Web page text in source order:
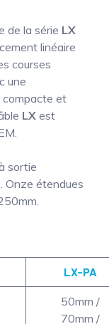
de la série LX
linéaire
courses
une
compacte et
LX est
sortie
Onze étendues
LX-PA
50mm /
70mm /